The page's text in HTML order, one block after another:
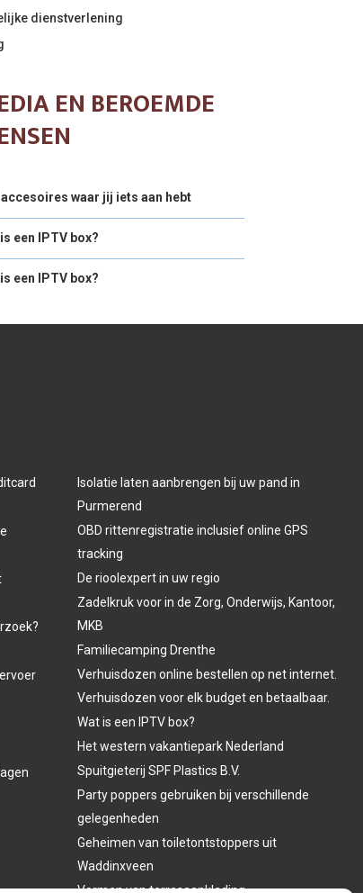
dienstverlening
EN BEROEMDE
accesoires waar jij iets aan hebt
een IPTV box?
een IPTV box?
Isolatie laten aanbrengen bij uw pand in
Purmerend
OBD rittenregistratie inclusief online GPS
tracking
De rioolexpert in uw regio
Zadelkruk voor in de Zorg, Onderwijs, Kantoor,
MKB
Familiecamping Drenthe
Verhuisdozen online bestellen op net internet.
Verhuisdozen voor elk budget en betaalbaar.
Wat is een IPTV box?
Het western vakantiepark Nederland
Spuitgieterij SPF Plastics B.V.
Party poppers gebruiken bij verschillende
gelegenheden
Geheimen van toiletontstoppers uit
Waddinxveen